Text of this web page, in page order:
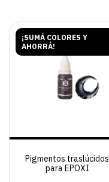
¡SUMÁ COLORES Y
AHORRÁ!
Pigmentos traslúcidos
para EPOXI